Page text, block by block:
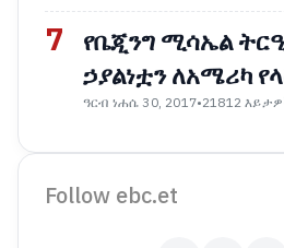
7
የቤጂንግ ሚሳኤል
ኃያልነቷን ለአሜሪካ
ዓርብ ነሐሴ 30, 2017•21812
Follow ebc.et